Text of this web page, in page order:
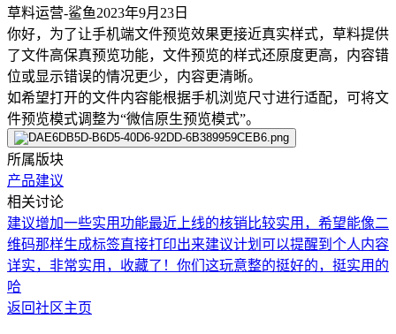
草料运营-鲨鱼2023年9月23日
你好，为了让手机端文件预览效果更接近真实样式，草料提供
了文件高保真预览功能，文件预览的样式还原度更高，内容错
位或显示错误的情况更少，内容更清晰。
如希望打开的文件内容能根据手机浏览尺寸进行适配，可将文
件预览模式调整为“微信原生预览模式”。
所属版块
产品建议
相关讨论
建议增加一些实用功能最近上线的核销比较实用，希望能像二
维码那样生成标签直接打印出来建议计划可以提醒到个人内容
详实，非常实用，收藏了！ 你们这玩意整的挺好的，挺实用的
哈
返回社区主页